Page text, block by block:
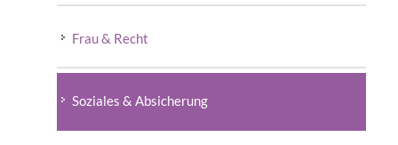
Frau & Recht
Soziales & Absicherung